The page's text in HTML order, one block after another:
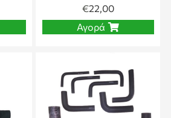
€22,00
Αγορά